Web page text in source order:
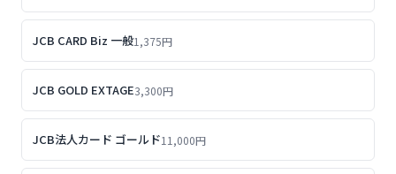
JCB CARD Biz 一般1,375円
JCB GOLD EXTAGE3,300円
JCB法人カード ゴールド11,000円